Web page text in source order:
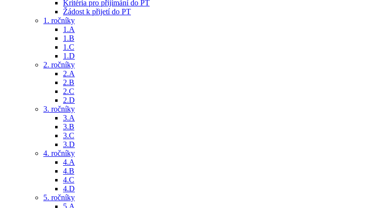
Kritéria pro přijímání do PT
Žádost k přijetí do PT
1. ročníky
1.A
1.B
1.C
1.D
2. ročníky
2.A
2.B
2.C
2.D
3. ročníky
3.A
3.B
3.C
3.D
4. ročníky
4.A
4.B
4.C
4.D
5. ročníky
5.A